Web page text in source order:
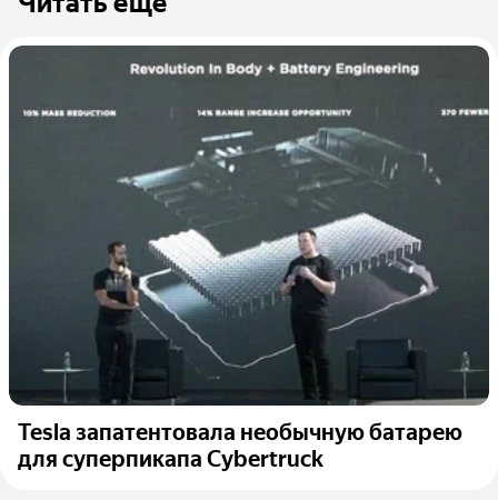
Tesla запатентовала необычную батарею
для суперпикапа Cybertruck